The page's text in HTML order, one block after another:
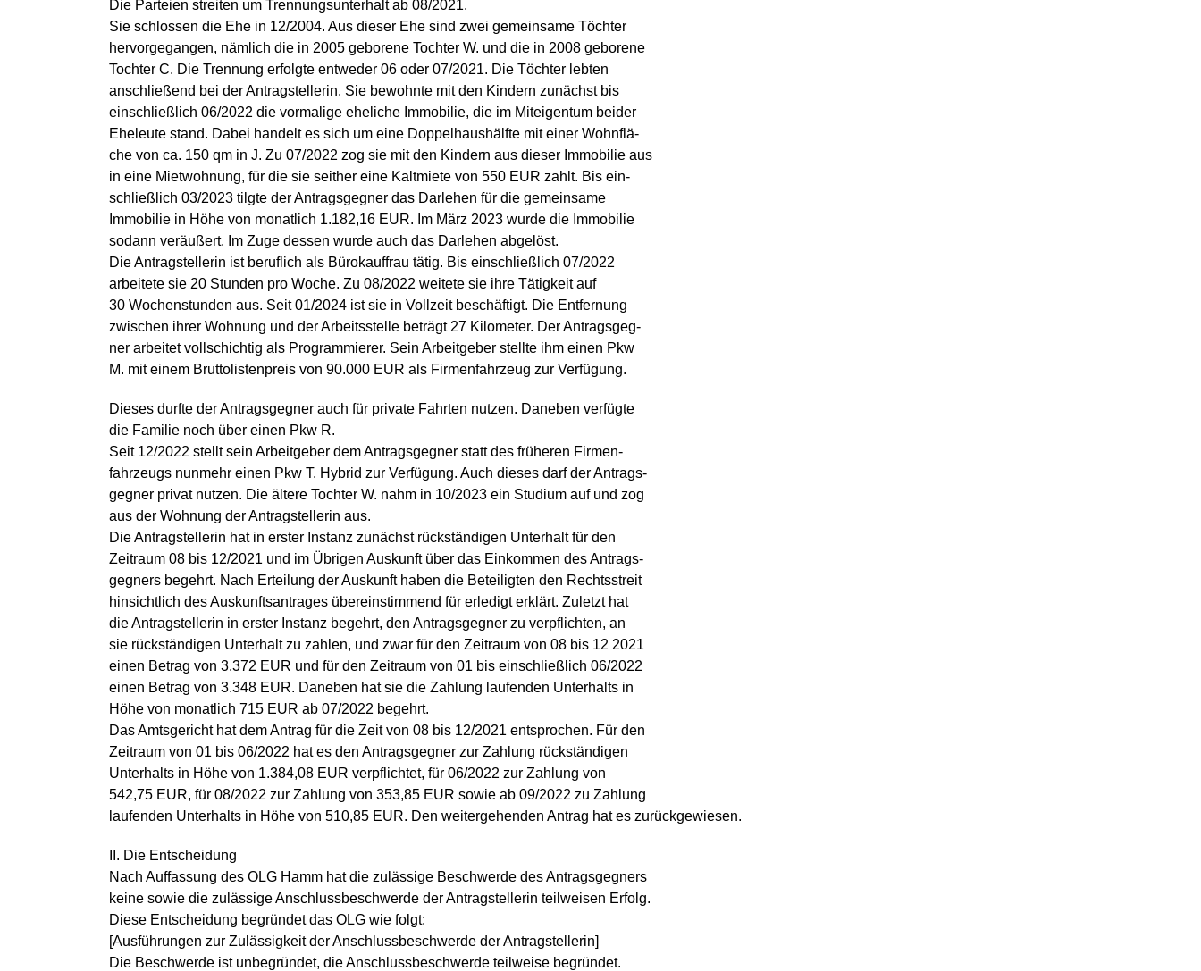
Die Parteien streiten um Trennungsunterhalt ab 08/2021.
Sie schlossen die Ehe in 12/2004. Aus dieser Ehe sind zwei gemeinsame Töchter
hervorgegangen, nämlich die in 2005 geborene Tochter W. und die in 2008 geborene
Tochter C. Die Trennung erfolgte entweder 06 oder 07/2021. Die Töchter lebten
anschließend bei der Antragstellerin. Sie bewohnte mit den Kindern zunächst bis
einschließlich 06/2022 die vormalige eheliche Immobilie, die im Miteigentum beider
Eheleute stand. Dabei handelt es sich um eine Doppelhaushälfte mit einer Wohnflä-
che von ca. 150 qm in J. Zu 07/2022 zog sie mit den Kindern aus dieser Immobilie aus
in eine Mietwohnung, für die sie seither eine Kaltmiete von 550 EUR zahlt. Bis ein-
schließlich 03/2023 tilgte der Antragsgegner das Darlehen für die gemeinsame
Immobilie in Höhe von monatlich 1.182,16 EUR. Im März 2023 wurde die Immobilie
sodann veräußert. Im Zuge dessen wurde auch das Darlehen abgelöst.
Die Antragstellerin ist beruflich als Bürokauffrau tätig. Bis einschließlich 07/2022
arbeitete sie 20 Stunden pro Woche. Zu 08/2022 weitete sie ihre Tätigkeit auf
30 Wochenstunden aus. Seit 01/2024 ist sie in Vollzeit beschäftigt. Die Entfernung
zwischen ihrer Wohnung und der Arbeitsstelle beträgt 27 Kilometer. Der Antragsgeg-
ner arbeitet vollschichtig als Programmierer. Sein Arbeitgeber stellte ihm einen Pkw
M. mit einem Bruttolistenpreis von 90.000 EUR als Firmenfahrzeug zur Verfügung.
Dieses durfte der Antragsgegner auch für private Fahrten nutzen. Daneben verfügte
die Familie noch über einen Pkw R.
Seit 12/2022 stellt sein Arbeitgeber dem Antragsgegner statt des früheren Firmen-
fahrzeugs nunmehr einen Pkw T. Hybrid zur Verfügung. Auch dieses darf der Antrags-
gegner privat nutzen. Die ältere Tochter W. nahm in 10/2023 ein Studium auf und zog
aus der Wohnung der Antragstellerin aus.
Die Antragstellerin hat in erster Instanz zunächst rückständigen Unterhalt für den
Zeitraum 08 bis 12/2021 und im Übrigen Auskunft über das Einkommen des Antrags-
gegners begehrt. Nach Erteilung der Auskunft haben die Beteiligten den Rechtsstreit
hinsichtlich des Auskunftsantrages übereinstimmend für erledigt erklärt. Zuletzt hat
die Antragstellerin in erster Instanz begehrt, den Antragsgegner zu verpflichten, an
sie rückständigen Unterhalt zu zahlen, und zwar für den Zeitraum von 08 bis 12 2021
einen Betrag von 3.372 EUR und für den Zeitraum von 01 bis einschließlich 06/2022
einen Betrag von 3.348 EUR. Daneben hat sie die Zahlung laufenden Unterhalts in
Höhe von monatlich 715 EUR ab 07/2022 begehrt.
Das Amtsgericht hat dem Antrag für die Zeit von 08 bis 12/2021 entsprochen. Für den
Zeitraum von 01 bis 06/2022 hat es den Antragsgegner zur Zahlung rückständigen
Unterhalts in Höhe von 1.384,08 EUR verpflichtet, für 06/2022 zur Zahlung von
542,75 EUR, für 08/2022 zur Zahlung von 353,85 EUR sowie ab 09/2022 zu Zahlung
laufenden Unterhalts in Höhe von 510,85 EUR. Den weitergehenden Antrag hat es zurückgewiesen.
II. Die Entscheidung
Nach Auffassung des OLG Hamm hat die zulässige Beschwerde des Antragsgegners
keine sowie die zulässige Anschlussbeschwerde der Antragstellerin teilweisen Erfolg.
Diese Entscheidung begründet das OLG wie folgt:
[Ausführungen zur Zulässigkeit der Anschlussbeschwerde der Antragstellerin]
Die Beschwerde ist unbegründet, die Anschlussbeschwerde teilweise begründet.